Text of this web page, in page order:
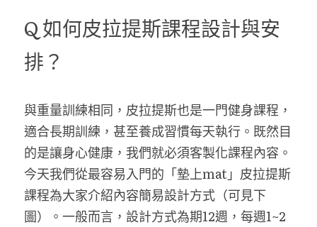
Q 如何皮拉提斯課程設計與安
排？
與重量訓練相同，皮拉提斯也是一門健身課程，
適合長期訓練，甚至養成習慣每天執行。既然目
的是讓身心健康，我們就必須客製化課程內容。
今天我們從最容易入門的「墊上mat」皮拉提斯
課程為大家介紹內容簡易設計方式（可見下
圖）。一般而言，設計方式為期12週，每週1~2